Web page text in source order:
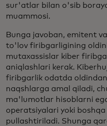
sur'atlar bilan o'sib
muammosi.
Bunga javoban, emitent
to'lov firibgarligining
mutaxassislar kiber
aniqlashlari kerak.
firibgarlik odatda
naqshlarga amal qiladi,
ma'lumotlar hisoblarni
operatsiyalari yoki
pullashtiriladi. Shunga